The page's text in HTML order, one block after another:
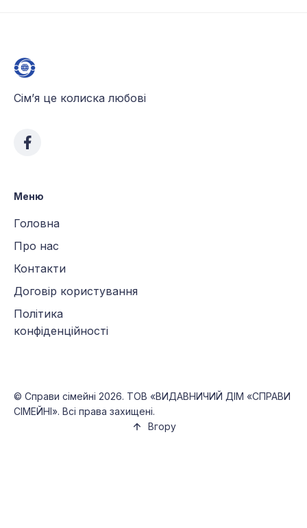
Сім’я це колиска любові
Меню
Головна
Про нас
Контакти
Договір користування
Політика
конфіденційності
© Справи сімейні 2026. ТОВ «ВИДАВНИЧИЙ ДІМ «СПРАВИ
СІМЕЙНІ». Всі права захищені.
Вгору